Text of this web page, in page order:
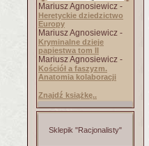
Mariusz Agnosiewicz -
Heretyckie dziedzictwo
Europy
Mariusz Agnosiewicz -
Kryminalne dzieje
papiestwa tom II
Mariusz Agnosiewicz -
Kościół a faszyzm.
Anatomia kolaboracji
Znajdź książkę..
Sklepik "Racjonalisty"